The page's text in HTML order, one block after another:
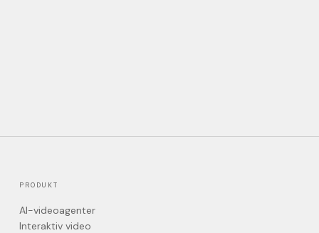
PRODUKT
AI-videoagenter
Interaktiv video